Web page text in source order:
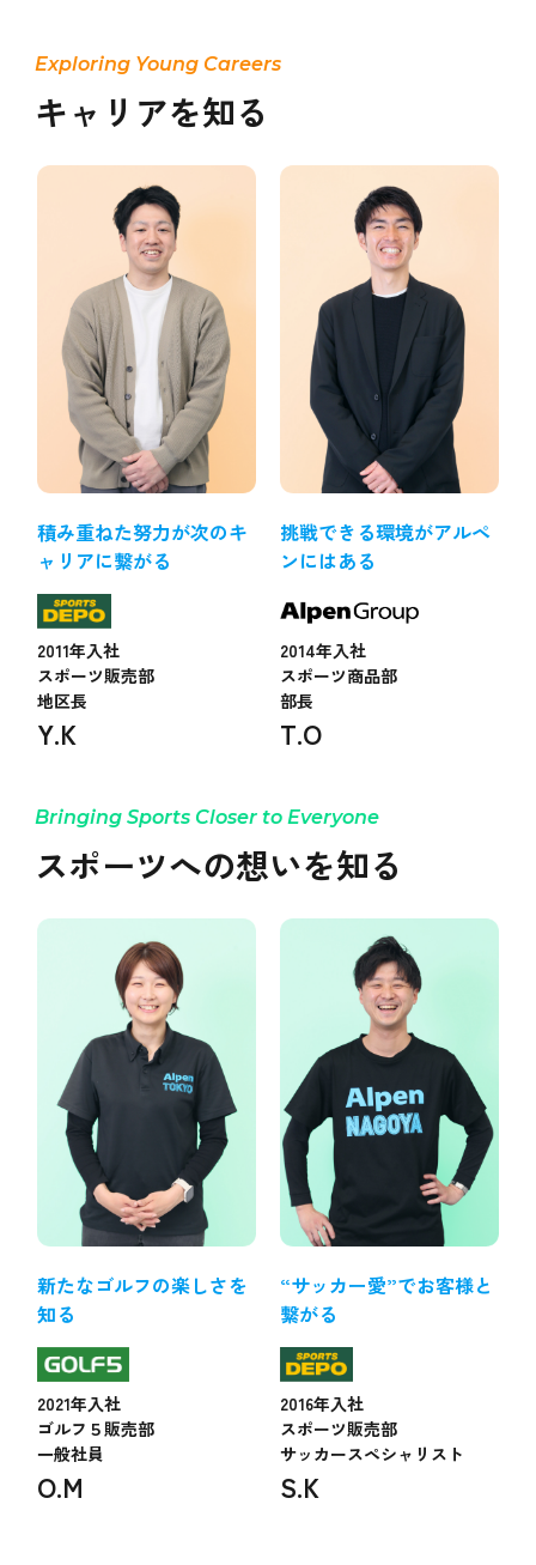
キャリアを知る
積み重ねた努力が次のキ
ャリアに繋がる
2011年入社
スポーツ販売部
地区長
Y.K
挑戦できる環境がアルペ
ンにはある
2014年入社
スポーツ商品部
部長
T.O
スポーツへの想いを知る
新たなゴルフの楽しさを
知る
2021年入社
ゴルフ５販売部
一般社員
O.M
“サッカー愛”でお客様と
繋がる
2016年入社
スポーツ販売部
サッカースペシャリスト
S.K